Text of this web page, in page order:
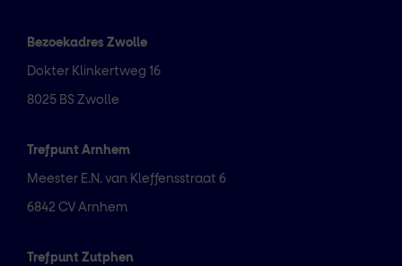
Bezoekadres Zwolle
Dokter Klinkertweg 16
8025 BS Zwolle
Trefpunt Arnhem
Meester E.N. van Kleffensstraat 6
6842 CV Arnhem
Trefpunt Zutphen